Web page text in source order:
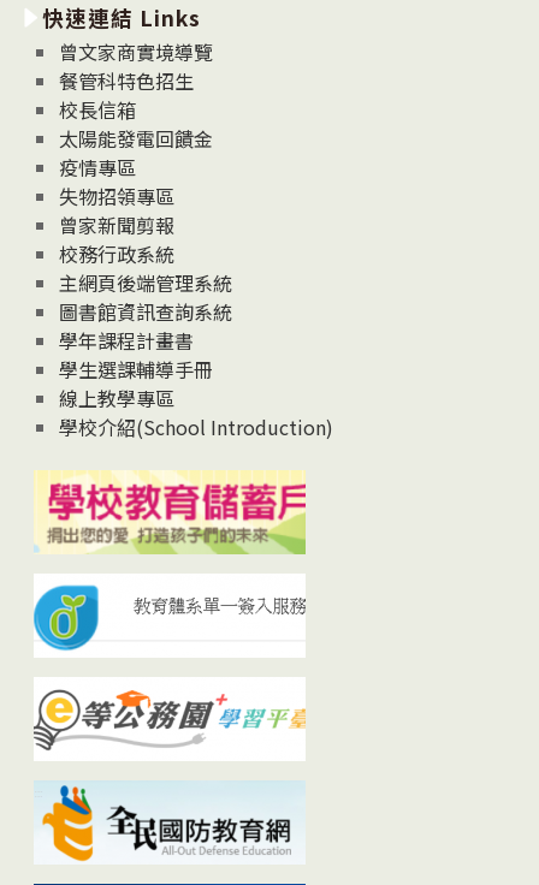
消
息
News
快速連結 Links
曾文家商實境導覽
餐管科特色招生
校長信箱
太陽能發電回饋金
疫情專區
失物招領專區
曾家新聞剪報
校務行政系統
主網頁後端管理系統
圖書館資訊查詢系統
學年課程計畫書
學生選課輔導手冊
線上教學專區
學校介紹(School Introduction)